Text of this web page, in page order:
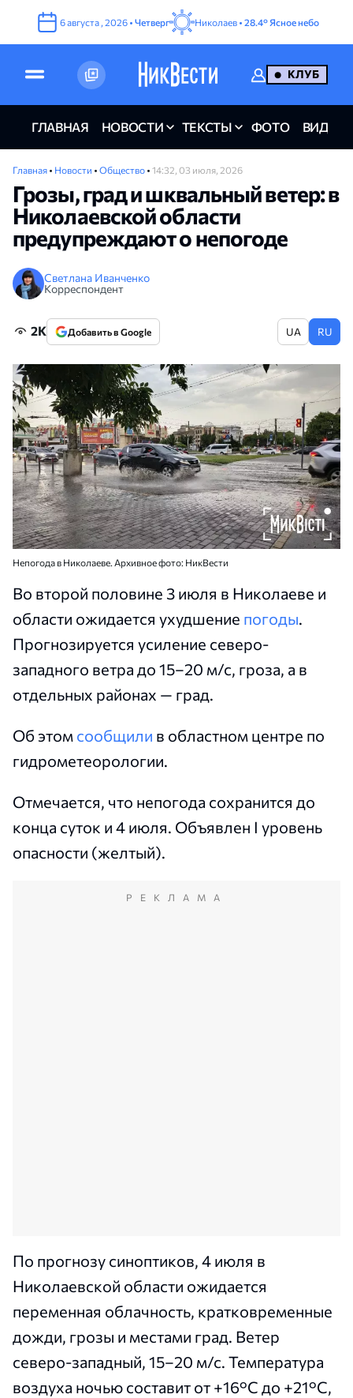
6августа , 2026 • Четверг Николаев • 28.4° Ясное небо
КЛУБ
ГЛАВНАЯ НОВОСТИ ТЕКСТЫ ФОТО ВИДЕО
Главная • Новости • Общество • 14:32, 03 июля, 2026
Грозы, град и шквальный ветер: в
Николаевской области
предупреждают о непогоде
Светлана Иванченко
Корреспондент
2K Добавить в Google UA RU
Непогода в Николаеве. Архивное фото: НикВести
Во второй половине 3 июля в Николаеве и
области ожидается ухудшение погоды.
Прогнозируется усиление северо-
западного ветра до 15–20 м/с, гроза, а в
отдельных районах — град.
Об этом сообщили в областном центре по
гидрометеорологии.
Отмечается, что непогода сохранится до
конца суток и 4 июля. Объявлен I уровень
опасности (желтый).
РЕКЛАМА
По прогнозу синоптиков, 4 июля в
Николаевской области ожидается
переменная облачность, кратковременные
дожди, грозы и местами град. Ветер
северо-западный, 15–20 м/с. Температура
воздуха ночью составит от +16°С до +21°С,